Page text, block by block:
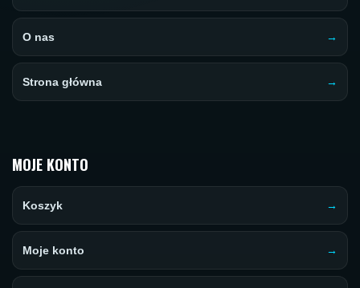
O nas
Strona główna
MOJE KONTO
Koszyk
Moje konto